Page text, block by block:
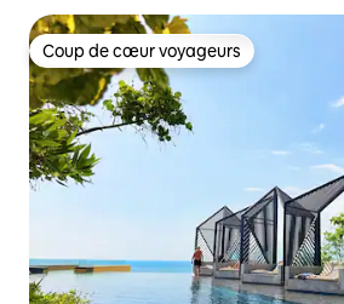
Coup de cœur voyageurs
Coup de cœur voyageurs